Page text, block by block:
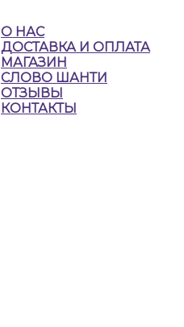
О НАС
ДОСТАВКА И ОПЛАТА
МАГАЗИН
СЛОВО ШАНТИ
ОТЗЫВЫ
КОНТАКТЫ